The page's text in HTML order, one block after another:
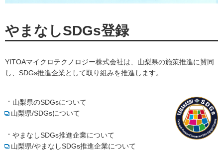
やまなしSDGs登録
YITOAマイクロテクノロジー株式会社は、山梨県の施策推進に賛同
し、SDGs推進企業として取り組みを推進します。
山梨県のSDGsについて
山梨県/SDGsについて
やまなしSDGs推進企業について
山梨県/やまなしSDGs推進企業について